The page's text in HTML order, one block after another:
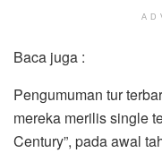
Baca juga :
Pengumuman tur
mereka merilis single
Century”, pada awal